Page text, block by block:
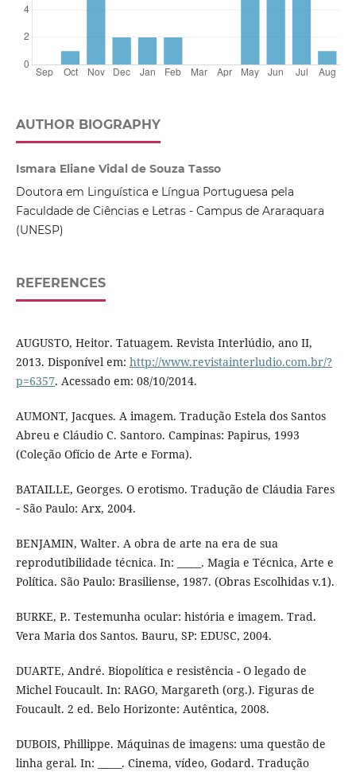
AUTHOR BIOGRAPHY
Ismara Eliane Vidal de Souza Tasso
Doutora em Linguística e Língua Portuguesa pela
Faculdade de Ciências e Letras - Campus de Araraquara
(UNESP)
REFERENCES
AUGUSTO, Heitor. Tatuagem. Revista Interlúdio, ano II,
2013. Disponível em: http://www.revistainterludio.com.br/?
p=6357. Acessado em: 08/10/2014.
AUMONT, Jacques. A imagem. Tradução Estela dos Santos
Abreu e Cláudio C. Santoro. Campinas: Papirus, 1993
(Coleção Ofício de Arte e Forma).
BATAILLE, Georges. O erotismo. Tradução de Cláudia Fares
‐ São Paulo: Arx, 2004.
BENJAMIN, Walter. A obra de arte na era de sua
reprodutibilidade técnica. In: _____. Magia e Técnica, Arte e
Política. São Paulo: Brasiliense, 1987. (Obras Escolhidas v.1).
BURKE, P.. Testemunha ocular: história e imagem. Trad.
Vera Maria dos Santos. Bauru, SP: EDUSC, 2004.
DUARTE, André. Biopolítica e resistência - O legado de
Michel Foucault. In: RAGO, Margareth (org.). Figuras de
Foucault. 2 ed. Belo Horizonte: Autêntica, 2008.
DUBOIS, Phillippe. Máquinas de imagens: uma questão de
linha geral. In: _____. Cinema, vídeo, Godard. Tradução